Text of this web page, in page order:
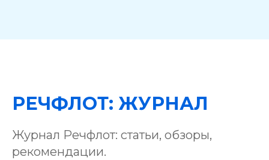
РЕЧФЛОТ: ЖУРНАЛ
Журнал Речфлот: статьи, обзоры,
рекомендации.